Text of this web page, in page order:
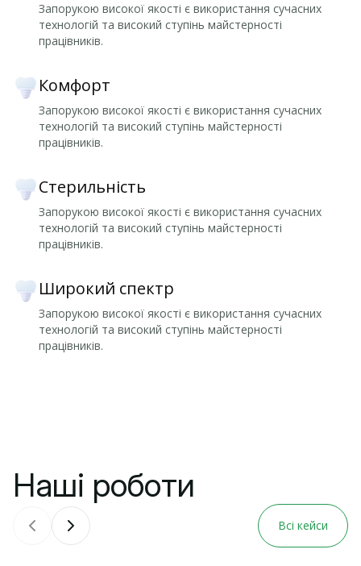
Запорукою високої якості є використання сучасних
технологій та високий ступінь майстерності
працівників.
Комфорт
Запорукою високої якості є використання сучасних
технологій та високий ступінь майстерності
працівників.
Стерильність
Запорукою високої якості є використання сучасних
технологій та високий ступінь майстерності
працівників.
Широкий спектр
Запорукою високої якості є використання сучасних
технологій та високий ступінь майстерності
працівників.
Наші роботи
Всі кейси